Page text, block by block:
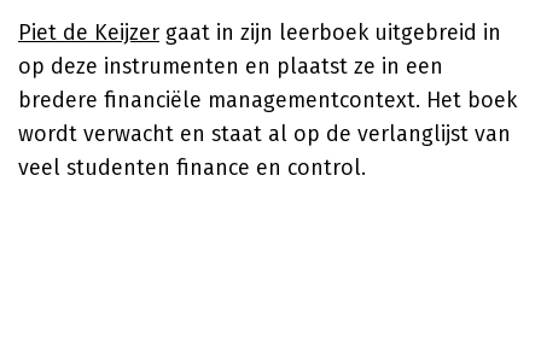
Piet de Keijzer gaat in zijn leerboek uitgebreid in
op deze instrumenten en plaatst ze in een
bredere financiële managementcontext. Het boek
wordt verwacht en staat al op de verlanglijst van
veel studenten finance en control.